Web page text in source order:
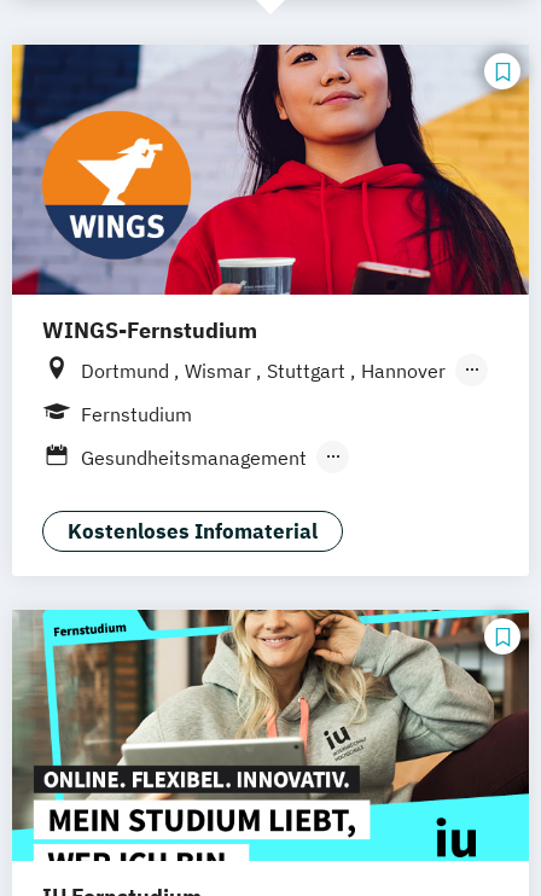
WINGS-Fernstudium
Dortmund Wismar Stuttgart
Hannover
Leipzig
Frankfurt am Main
Nürnberg
Fernstudium
Gesundheitsmanagement
Sozialmanagement
Kostenloses Infomaterial